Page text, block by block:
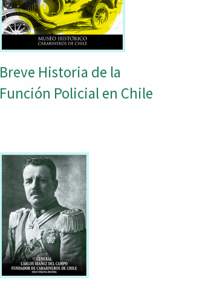
Breve Historia de la
Función Policial en Chile